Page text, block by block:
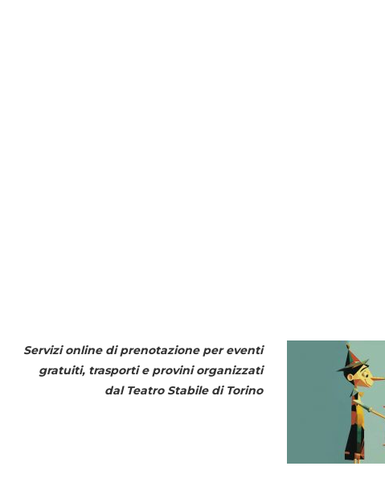
Servizi online di prenotazione per eventi
gratuiti, trasporti e provini organizzati
dal Teatro Stabile di Torino